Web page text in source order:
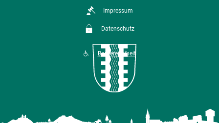
Impressum
Datenschutz
Barrierefreiheit